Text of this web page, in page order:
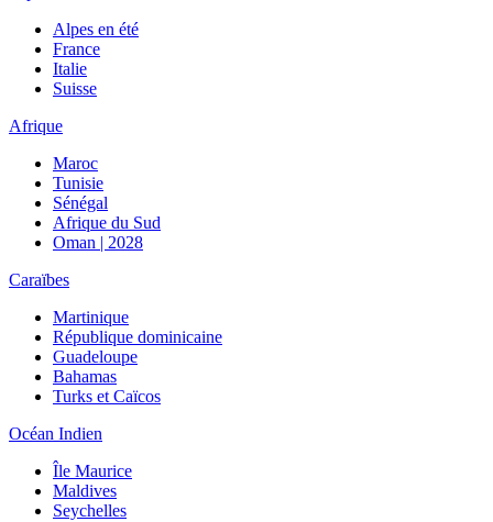
Alpes en été
France
Italie
Suisse
Afrique
Maroc
Tunisie
Sénégal
Afrique du Sud
Oman | 2028
Caraïbes
Martinique
République dominicaine
Guadeloupe
Bahamas
Turks et Caïcos
Océan Indien
Île Maurice
Maldives
Seychelles